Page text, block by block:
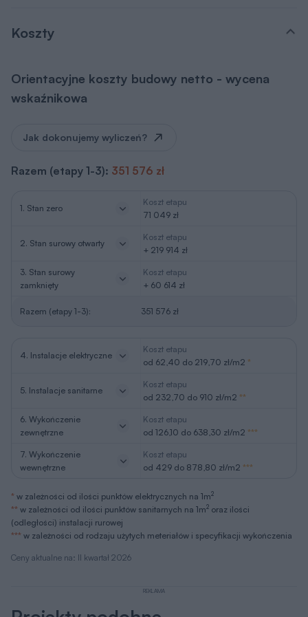
Koszty
Orientacyjne koszty budowy netto - wycena
wskaźnikowa
Ceny aktualne na: II kwartał 2026
Jak dokonujemy wyliczeń?
Razem (etapy 1-3): 351 576 zł
1. Stan zero
Koszt etapu
71 049 zł
2. Stan surowy otwarty
Koszt etapu
+ 219 914 zł
3. Stan surowy
zamknięty
Koszt etapu
+ 60 614 zł
Razem (etapy 1-3): 351 576 zł
4. Instalacje elektryczne
Koszt etapu
od 62,40 do 219,70 zł/m2 *
5. Instalacje sanitarne
Koszt etapu
od 232,70 do 910 zł/m2 **
6. Wykończenie
zewnętrzne
Koszt etapu
od 126,10 do 638,30 zł/m2 ***
7. Wykończenie
wewnętrzne
Koszt etapu
od 429 do 878,80 zł/m2 ***
* w zależności od ilości punktów elektrycznych na 1m2
** w zależności od ilości punktów sanitarnych na 1m2 oraz ilości
(odległości) instalacji rurowej
*** w zależności od rodzaju użytych meteriałów i specyfikacji wykończenia
REKLAMA